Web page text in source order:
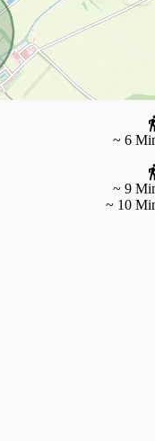
~ 6
~ 9
~ 10